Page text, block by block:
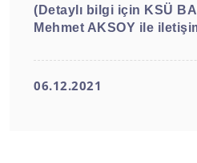
(Detaylı bilgi için KSÜ
Mehmet AKSOY ile
06.12.2021